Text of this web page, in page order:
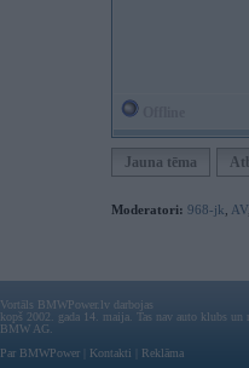
Jauna tēma
Moderatori: 968-jk AV
Vortāls BMWPower.lv darbojas
kopš 2002. gada 14. maija. Tas nav auto klubs un
BMW AG.
Par BMWPower
Kontakti Reklāma